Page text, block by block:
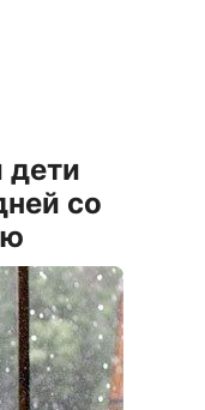
дети
со